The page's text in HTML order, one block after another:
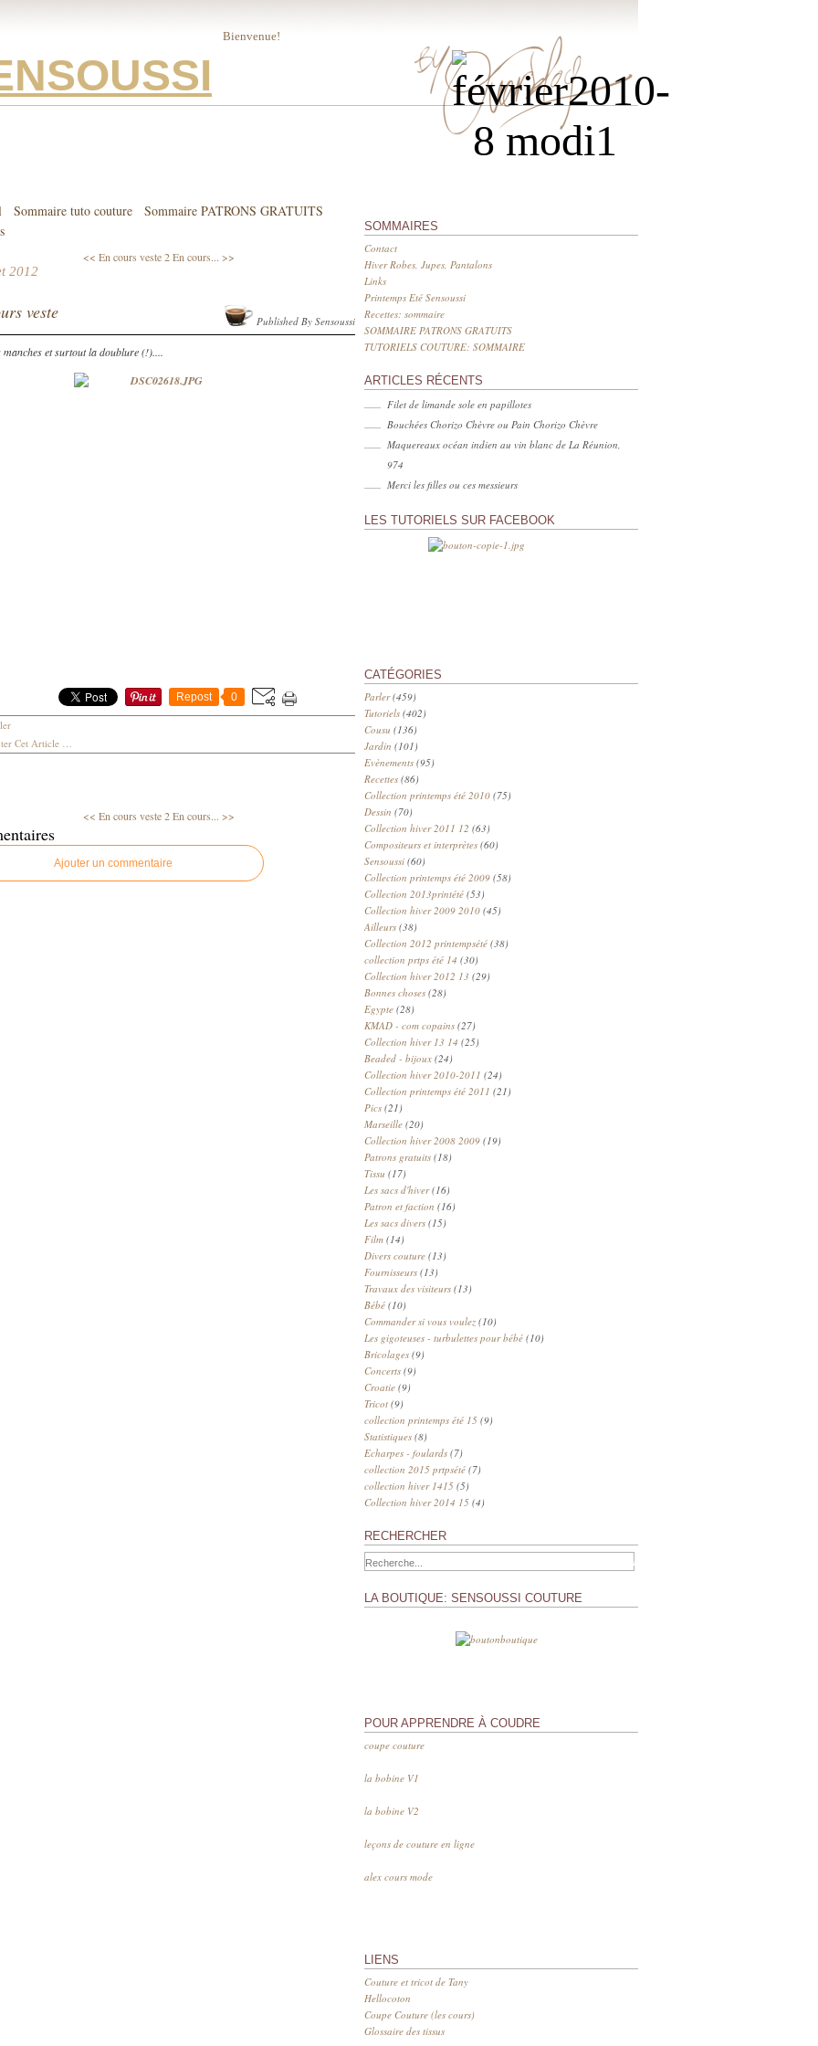
Bienvenue!
Sommaire tuto couture
Sommaire PATRONS GRATUITS
<< En cours veste 2En cours... >>
2012
veste
manches et surtout la doublure (!)....
Repost 0
Published By Sensoussi
Cet Article …
<< En cours veste 2En cours... >>
Ajouter un commentaire
SOMMAIRES
Contact
Hiver Robes, Jupes, Pantalons
Links
Printemps Eté Sensoussi
Recettes: sommaire
SOMMAIRE PATRONS GRATUITS
TUTORIELS COUTURE: SOMMAIRE
ARTICLES RÉCENTS
Filet de limande sole en papillotes
Bouchées Chorizo Chèvre ou Pain Chorizo Chèvre
Maquereaux océan indien au vin blanc de La Réunion,
974
Merci les filles ou ces messieurs
LES TUTORIELS SUR FACEBOOK
CATÉGORIES
Parler(459)
Tutoriels (402)
Cousu (136)
Jardin (101)
Evènements (95)
Recettes (86)
Collection printemps été 2010 (75)
Dessin (70)
Collection hiver 2011 12 (63)
Compositeurs et interprètes (60)
Sensoussi (60)
Collection printemps été 2009 (58)
Collection 2013printété (53)
Collection hiver 2009 2010 (45)
Ailleurs (38)
Collection 2012 printempsété (38)
collection prtps été 14 (30)
Collection hiver 2012 13 (29)
Bonnes choses (28)
Egypte (28)
KMAD - com copains (27)
Collection hiver 13 14 (25)
Beaded - bijoux (24)
Collection hiver 2010-2011 (24)
Collection printemps été 2011 (21)
Pics (21)
Marseille (20)
Collection hiver 2008 2009 (19)
Patrons gratuits (18)
Tissu (17)
Les sacs d'hiver(16)
Patron et faction (16)
Les sacs divers (15)
Film (14)
Divers couture (13)
Fournisseurs (13)
Travaux des visiteurs (13)
Bébé (10)
Commander si vous voulez (10)
Les gigoteuses - turbulettes pour bébé (10)
Bricolages (9)
Concerts (9)
Croatie (9)
Tricot (9)
collection printemps été 15 (9)
Statistiques (8)
Echarpes - foulards (7)
collection 2015 prtpsété (7)
collection hiver 1415 (5)
Collection hiver 2014 15 (4)
RECHERCHER
LA BOUTIQUE: SENSOUSSI COUTURE
POUR APPRENDRE À COUDRE
coupe couture
la bobine V1
la bobine V2
leçons de couture en ligne
alex cours mode
LIENS
Couture et tricot de Tany
Hellocoton
Coupe Couture (les cours)
Glossaire des tissus